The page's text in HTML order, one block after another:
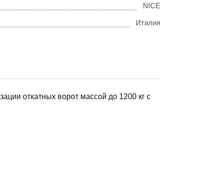
NICE
Италия
откатных ворот массой до 1200 кг с